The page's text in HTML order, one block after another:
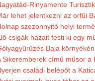
Rinyamente
lehet jelentkezni az orfűi
szezonnyitó helyi
csigák házait festi ki egy
Baja
Sikeremberek című műsor a
családi belépőt a